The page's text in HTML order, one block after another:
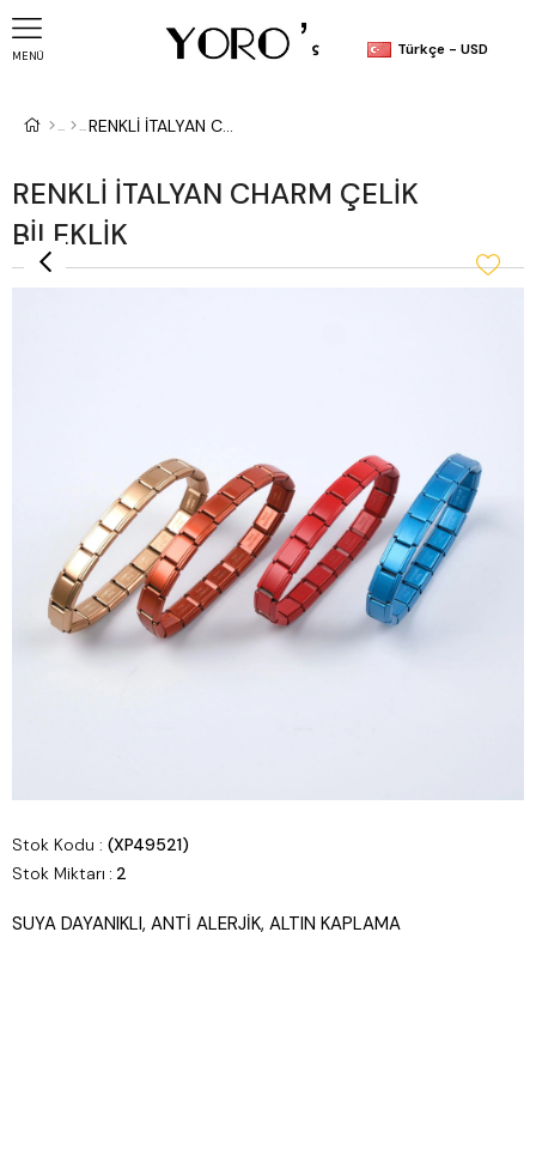
MENÜ Türkçe - USD
RENKLİ İTALYAN CHARM ÇELİK BİLEKLİK
RENKLİ İTALYAN CHARM ÇELİK
BİLEKLİK
Stok Kodu
(XP49521)
Stok Miktarı : 2
SUYA DAYANIKLI, ANTİ ALERJİK, ALTIN KAPLAMA